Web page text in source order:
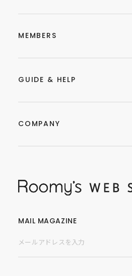
MEMBERS
GUIDE & HELP
COMPANY
MAIL MAGAZINE